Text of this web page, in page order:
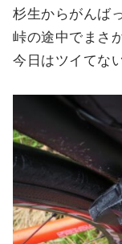
杉生からがんば
峠の途中でまさ
今日はツイてな